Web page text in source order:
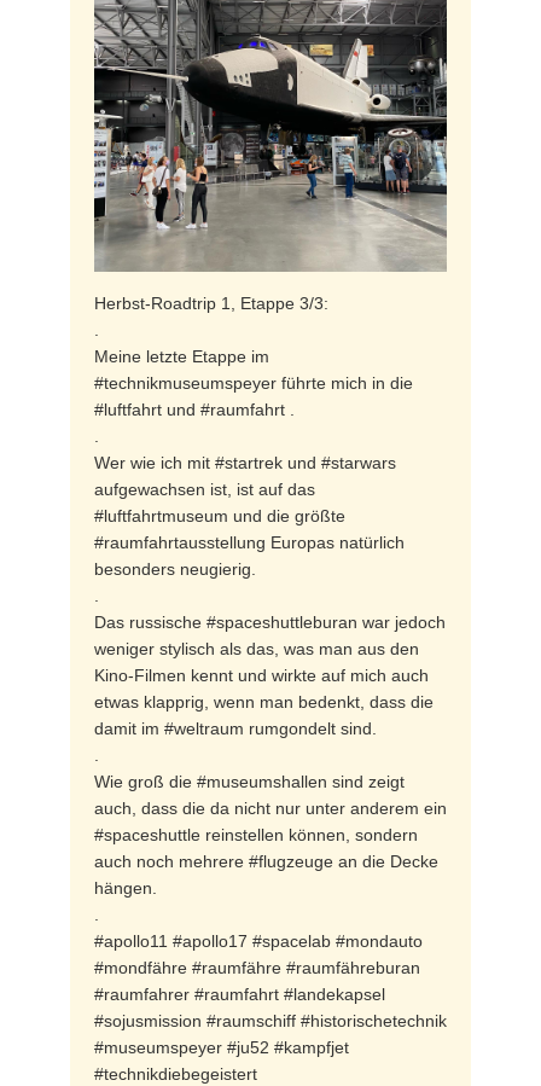
Herbst-Roadtrip 1, Etappe 3/3:
Meine letzte Etappe im
#technikmuseumspeyer führte mich in die
#luftfahrt und #raumfahrt .
Wer wie ich mit #startrek und #starwars
aufgewachsen ist, ist auf das
#luftfahrtmuseum und die größte
#raumfahrtausstellung Europas natürlich
besonders neugierig.
Das russische #spaceshuttleburan war jedoch
weniger stylisch als das, was man aus den
Kino-Filmen kennt und wirkte auf mich auch
etwas klapprig, wenn man bedenkt, dass die
damit im #weltraum rumgondelt sind.
Wie groß die #museumshallen sind zeigt
auch, dass die da nicht nur unter anderem ein
#spaceshuttle reinstellen können, sondern
auch noch mehrere #flugzeuge an die Decke
hängen.
#apollo11 #apollo17 #spacelab #mondauto
#mondfähre #raumfähre #raumfähreburan
#raumfahrer #raumfahrt #landekapsel
#sojusmission #raumschiff #historischetechnik
#museumspeyer #ju52 #kampfjet
#technikdiebegeistert